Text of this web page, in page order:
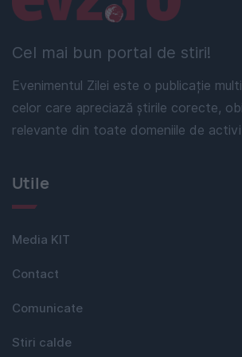
Cel mai bun portal de stiri!
Evenimentul Zilei este o publicație
celor care apreciază știrile corecte,
relevante din toate domeniile de
Utile
Media KIT
Contact
Comunicate
Stiri calde